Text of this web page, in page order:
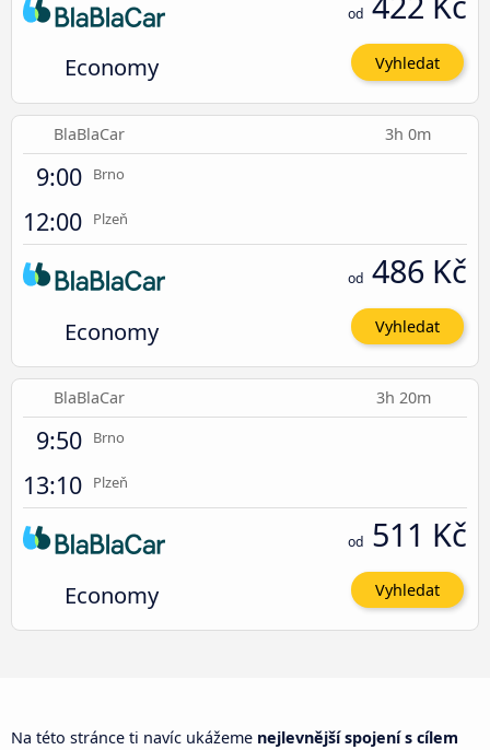
Economy
od
Vyhledat
BlaBlaCar 3h 0m
9:00 Brno
12:00 Plzeň
Economy
od 486 Kč
Vyhledat
BlaBlaCar 3h 20m
9:50 Brno
13:10 Plzeň
Economy
od 511 Kč
Vyhledat
Na této stránce ti navíc ukážeme nejlevnější spojení s cílem